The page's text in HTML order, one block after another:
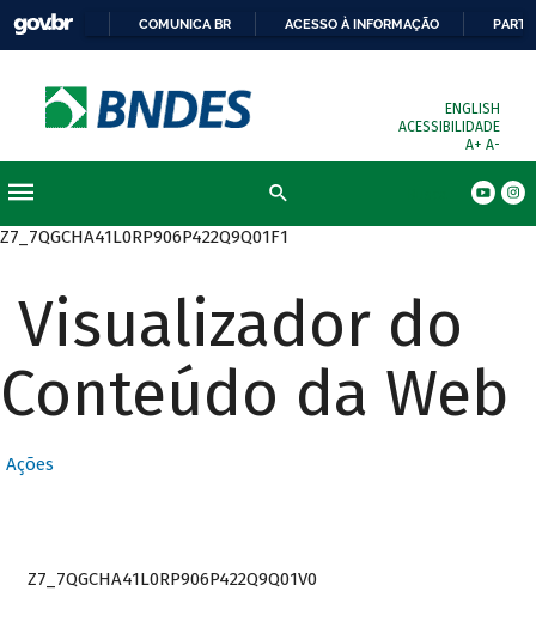
COMUNICA BR ACESSO À INFORMAÇÃO
ENGLISH
ACESSIBILIDADE
A+ A-
Z7_7QGCHA41L0RP906P422Q9Q01F1
Visualizador do
Conteúdo da Web
Ações
Z7_7QGCHA41L0RP906P422Q9Q01V0